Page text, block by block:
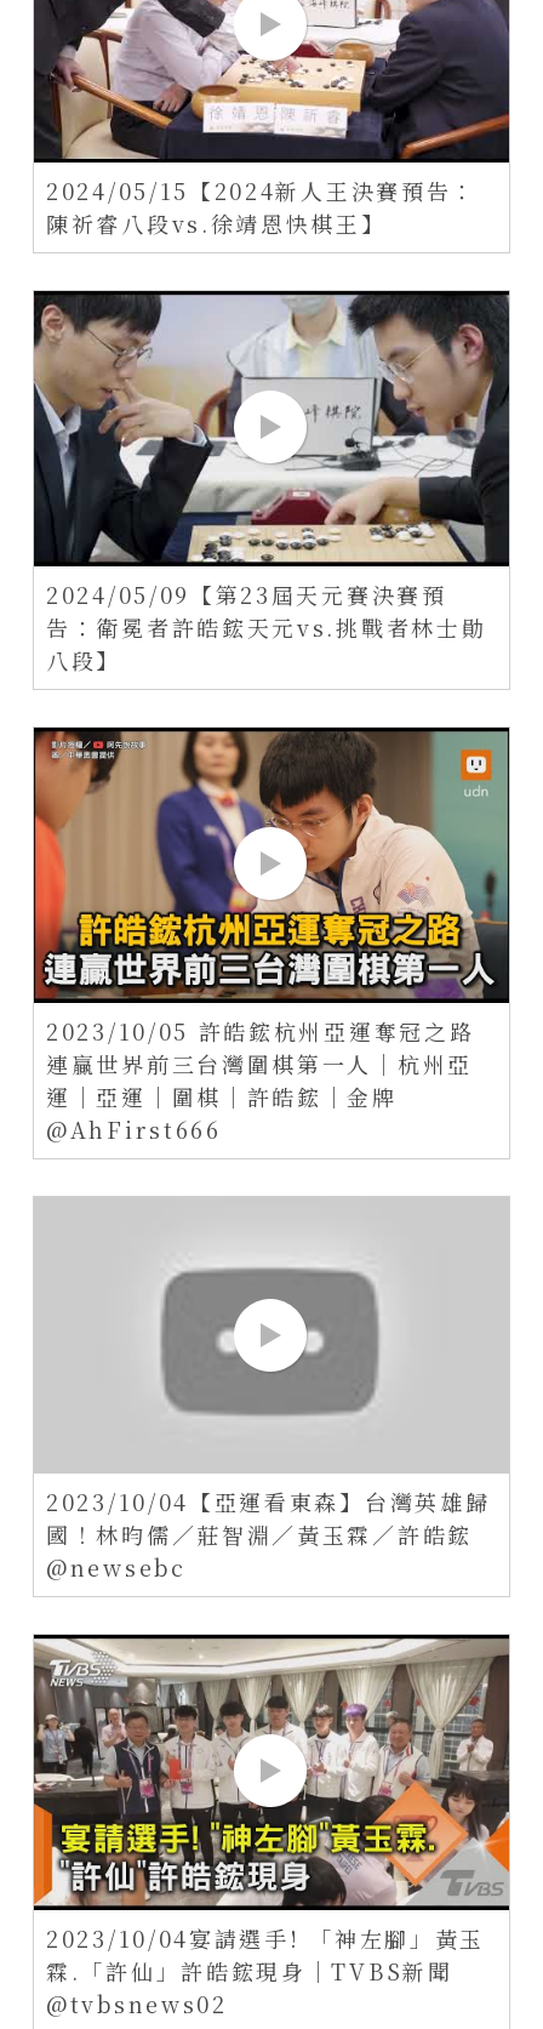
2024/05/15【2024新人王決賽預告：
陳祈睿八段vs.徐靖恩快棋王】
2024/05/09【第23屆天元賽決賽預
告：衛冕者許皓鋐天元vs.挑戰者林士勛
八段】
2023/10/05 許皓鋐杭州亞運奪冠之路
連贏世界前三台灣圍棋第一人｜杭州亞
運｜亞運｜圍棋｜許皓鋐｜金牌
@AhFirst666
2023/10/04【亞運看東森】台灣英雄歸
國！林昀儒／莊智淵／黃玉霖／許皓鋐
@newsebc
2023/10/04宴請選手! 「神左腳」黃玉
霖.「許仙」許皓鋐現身｜TVBS新聞
@tvbsnews02